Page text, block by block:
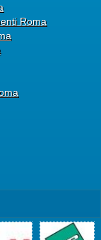
Roma